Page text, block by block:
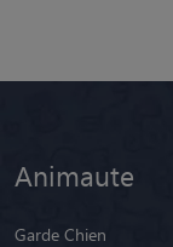
Animaute
Garde Chien